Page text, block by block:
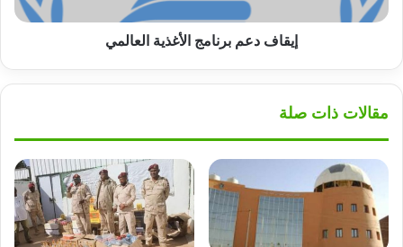
إيقاف دعم برنامج الأغذية العالمي
مقالات ذات صلة